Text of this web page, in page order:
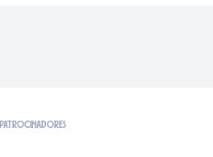
PATROCINADORES